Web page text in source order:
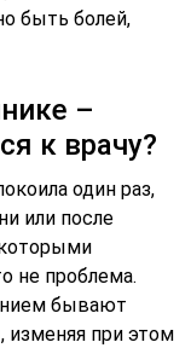
быть болей,
–
к врачу?
один раз,
или после
не проблема.
бывают
изменяя при этом